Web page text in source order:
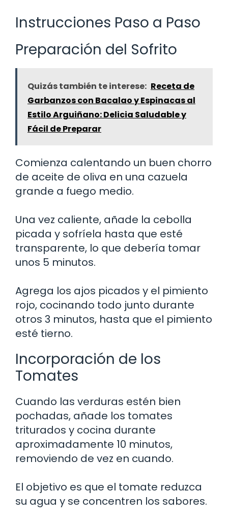
Instrucciones Paso a Paso
Preparación del Sofrito
Quizás también te interese: Receta de
Garbanzos con Bacalao y Espinacas al
Estilo Arguiñano: Delicia Saludable y
Fácil de Preparar
Comienza calentando un buen chorro
de aceite de oliva en una cazuela
grande a fuego medio.
Una vez caliente, añade la cebolla
picada y sofríela hasta que esté
transparente, lo que debería tomar
unos 5 minutos.
Agrega los ajos picados y el pimiento
rojo, cocinando todo junto durante
otros 3 minutos, hasta que el pimiento
esté tierno.
Incorporación de los
Tomates
Cuando las verduras estén bien
pochadas, añade los tomates
triturados y cocina durante
aproximadamente 10 minutos,
removiendo de vez en cuando.
El objetivo es que el tomate reduzca
su agua y se concentren los sabores.